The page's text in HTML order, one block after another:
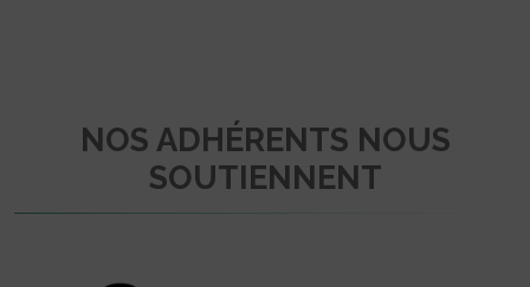
NOS ADHÉRENTS NOUS
SOUTIENNENT